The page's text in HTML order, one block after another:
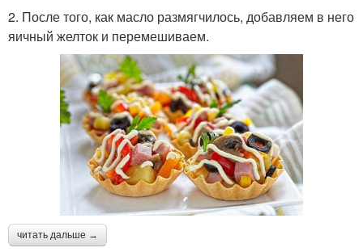
2. После того, как масло размягчилось, добавляем в него
яичный желток и перемешиваем.
читать дальше →